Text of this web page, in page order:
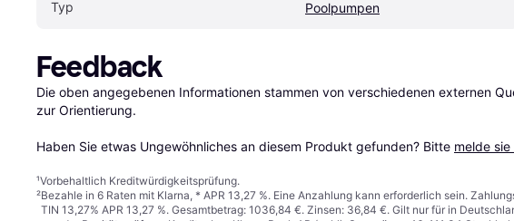
Typ Poolpumpen
Feedback
Die oben angegebenen Informationen stammen von verschiedenen externen
zur Orientierung.
Haben Sie etwas Ungewöhnliches an diesem Produkt gefunden? Bitte melde sie
¹Vorbehaltlich Kreditwürdigkeitsprüfung.
²Bezahle in 6 Raten mit Klarna, * APR 13,27 %. Eine Anzahlung kann erforderlich sein.
TIN 13,27% APR 13,27 %. Gesamtbetrag: 1036,84 €. Zinsen: 36,84 €. Gilt nur für in